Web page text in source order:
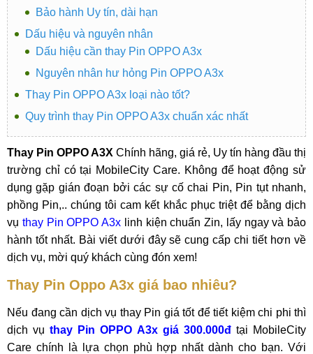
Bảo hành Uy tín, dài hạn
Dấu hiệu và nguyên nhân
Dấu hiệu cần thay Pin OPPO A3x
Nguyên nhân hư hỏng Pin OPPO A3x
Thay Pin OPPO A3x loại nào tốt?
Quy trình thay Pin OPPO A3x chuẩn xác nhất
Thay Pin OPPO A3X Chính hãng, giá rẻ, Uy tín hàng đầu thị
trường chỉ có tại MobileCity Care. Không để hoạt động sử
dụng gặp gián đoạn bởi các sự cố chai Pin, Pin tụt nhanh,
phồng Pin,.. chúng tôi cam kết khắc phục triệt để bằng dịch
vụ thay Pin OPPO A3x linh kiện chuẩn Zin, lấy ngay và bảo
hành tốt nhất. Bài viết dưới đây sẽ cung cấp chi tiết hơn về
dịch vụ, mời quý khách cùng đón xem!
Thay Pin Oppo A3x giá bao nhiêu?
Nếu đang cần dịch vụ thay Pin giá tốt để tiết kiệm chi phi thì
dịch vụthay Pin OPPO A3x giá 300.000đtại MobileCity
Care chính là lựa chọn phù hợp nhất dành cho bạn. Với